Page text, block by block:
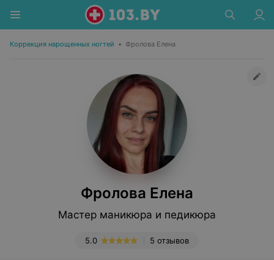
Коррекция нарощенных ногтей • Фролова Елена
Фролова Елена
Мастер маникюра и педикюра
5 отзывов
5.0